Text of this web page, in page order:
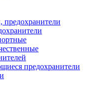
предохранители
предохранители